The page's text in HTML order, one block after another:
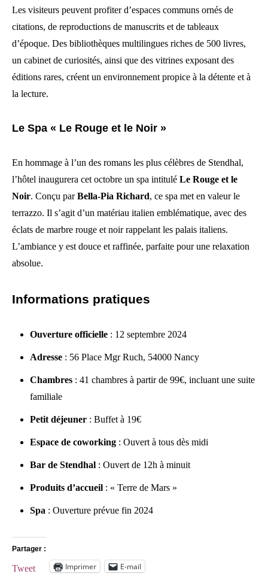
Les visiteurs peuvent profiter d’espaces communs ornés de
citations, de reproductions de manuscrits et de tableaux
d’époque. Des bibliothèques multilingues riches de 500 livres,
un cabinet de curiosités, ainsi que des vitrines exposant des
éditions rares, créent un environnement propice à la détente et à
la lecture.
Le Spa « Le Rouge et le Noir »
En hommage à l’un des romans les plus célèbres de Stendhal,
l’hôtel inaugurera cet octobre un spa intitulé Le Rouge et le
Noir. Conçu parBella-Pia Richard, ce spa met en valeur le
terrazzo. Il s’agit d’un matériau italien emblématique, avec des
éclats de marbre rouge et noir rappelant les palais italiens.
L’ambiance y est douce et raffinée, parfaite pour une relaxation
absolue.
Informations pratiques
Ouverture officielle : 12 septembre 2024
Adresse : 56 Place Mgr Ruch, 54000 Nancy
Chambres : 41 chambres à partir de 99€, incluant une suite
familiale
Petit déjeuner : Buffet à 19€
Espace de coworking : Ouvert à tous dès midi
Bar de Stendhal : Ouvert de 12h à minuit
Produits d’accueil : « Terre de Mars »
Spa : Ouverture prévue fin 2024
Partager :
Tweet Imprimer E-mail